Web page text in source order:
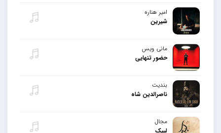
امیر هناره
شیرین
مانی ویس
حضور تنهایی
بندیت
ناصرالدین شاه
مجال
لبیک